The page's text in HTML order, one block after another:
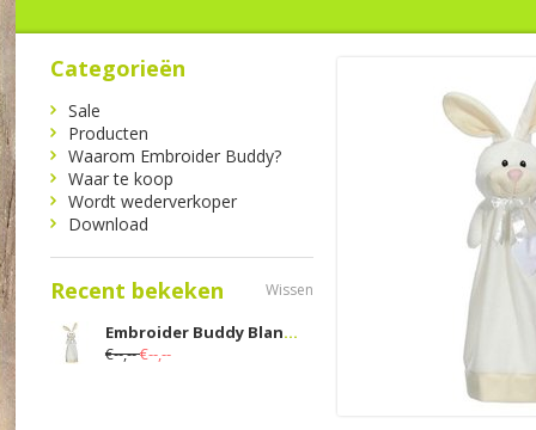
Categorieën
Sale
Producten
Waarom Embroider Buddy?
Waar te koop
Wordt wederverkoper
Download
Recent bekeken Wissen
Embroider Buddy Blankey Bunny 50cm
€--,--€--,--